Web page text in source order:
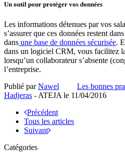
Un outil pour protéger vos données
Les informations détenues par vos
s’assurer que ces données restent
dans une base de données sécurisée.
dans un logiciel CRM, vous facilitez
lorsqu’un collaborateur s’absente
l’entreprise.
Les bonnes
Publié parNawel
Hadjeras - ATEJA le 11/04/2016
Précédent
Tous les articles
Suivant
Catégories